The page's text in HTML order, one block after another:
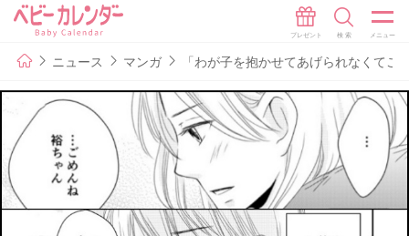
ニュース マンガ 「わが子を抱かせてあげられなくて